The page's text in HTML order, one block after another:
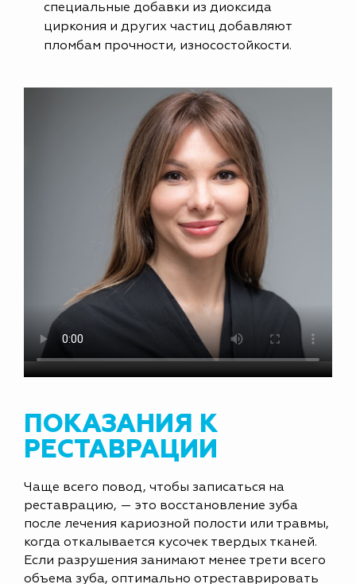
специальные добавки из диоксида
циркония и других частиц добавляют
пломбам прочности, износостойкости.
ПОКАЗАНИЯ К
РЕСТАВРАЦИИ
Чаще всего повод, чтобы записаться на
реставрацию, — это восстановление зуба
после лечения кариозной полости или травмы,
когда откалывается кусочек твердых тканей.
Если разрушения занимают менее трети всего
объема зуба, оптимально отреставрировать